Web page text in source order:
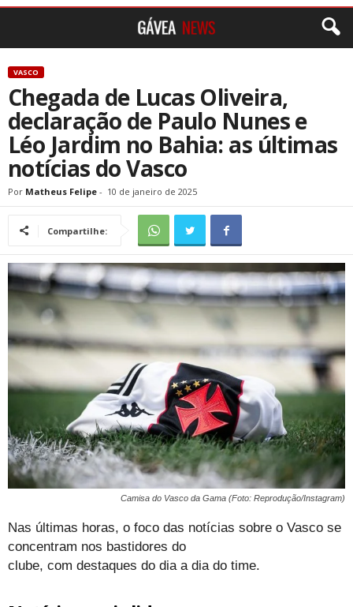
VASCO
Chegada de Lucas Oliveira,
declaração de Paulo Nunes e
Léo Jardim no Bahia: as últimas
notícias do Vasco
Por Matheus Felipe - 10 de janeiro de 2025
Compartilhe:
Camisa do Vasco da Gama (Foto: Reprodução/Instagram)
Nas últimas horas, o foco das notícias sobre o Vasco se
concentram nos bastidores do
clube, com destaques do dia a dia do time.